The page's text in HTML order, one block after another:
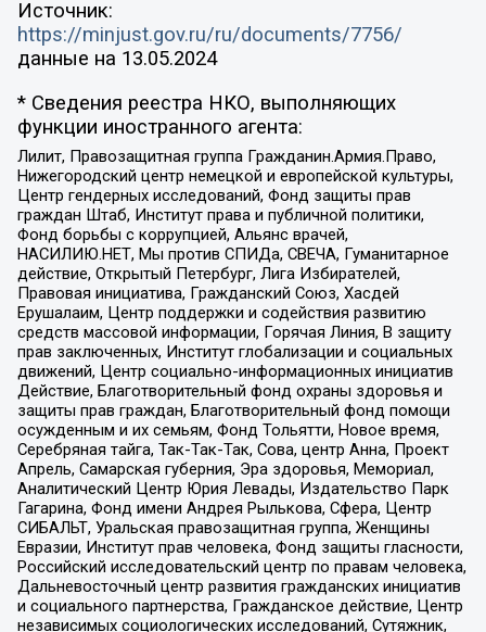
Источник:
https://minjust.gov.ru/ru/documents/7756/
данные на 13.05.2024
* Сведения реестра НКО, выполняющих
функции иностранного агента:
Лилит, Правозащитная группа Гражданин.Армия.Право,
Нижегородский центр немецкой и европейской культуры,
Центр гендерных исследований, Фонд защиты прав
граждан Штаб, Институт права и публичной политики,
Фонд борьбы с коррупцией, Альянс врачей,
НАСИЛИЮ.НЕТ, Мы против СПИДа, СВЕЧА, Гуманитарное
действие, Открытый Петербург, Лига Избирателей,
Правовая инициатива, Гражданский Союз, Хасдей
Ерушалаим, Центр поддержки и содействия развитию
средств массовой информации, Горячая Линия, В защиту
прав заключенных, Институт глобализации и социальных
движений, Центр социально-информационных инициатив
Действие, Благотворительный фонд охраны здоровья и
защиты прав граждан, Благотворительный фонд помощи
осужденным и их семьям, Фонд Тольятти, Новое время,
Серебряная тайга, Так-Так-Так, Сова, центр Анна, Проект
Апрель, Самарская губерния, Эра здоровья, Мемориал,
Аналитический Центр Юрия Левады, Издательство Парк
Гагарина, Фонд имени Андрея Рылькова, Сфера, Центр
СИБАЛЬТ, Уральская правозащитная группа, Женщины
Евразии, Институт прав человека, Фонд защиты гласности,
Российский исследовательский центр по правам человека,
Дальневосточный центр развития гражданских инициатив
и социального партнерства, Гражданское действие, Центр
независимых социологических исследований, Сутяжник,